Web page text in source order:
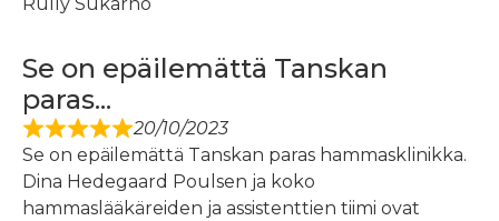
Se on epäilemättä Tanskan
paras...
20/10/2023
Se on epäilemättä Tanskan paras hammasklinikka.
Dina Hedegaard Poulsen ja koko
hammaslääkäreiden ja assistenttien tiimi ovat